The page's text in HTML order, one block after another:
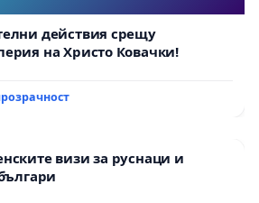
действия срещу
на Христо Ковачки!
визи за руснаци и